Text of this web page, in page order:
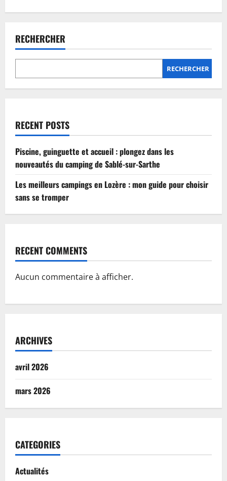
en
Lozère
:
mon
choisir
sans
RECHERCHER
RECHERCHER
RECENT POSTS
Piscine, guinguette et accueil : plongez dans les
nouveautés du camping de Sablé-sur-Sarthe
Les meilleurs campings en Lozère : mon guide pour choisir
sans se tromper
RECENT COMMENTS
Aucun commentaire à afficher.
ARCHIVES
avril 2026
mars 2026
CATEGORIES
Actualités